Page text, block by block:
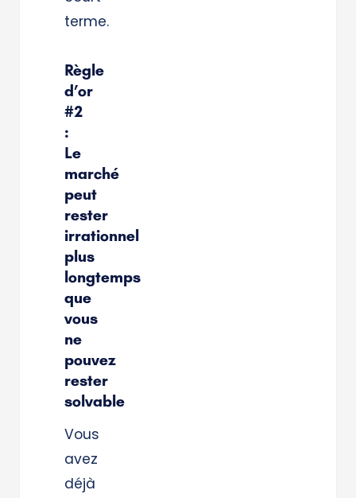
terme.
Règle
d’or
#2
:
Le
marché
peut
rester
irrationnel
plus
longtemps
que
vous
ne
pouvez
rester
solvable
Vous
avez
déjà